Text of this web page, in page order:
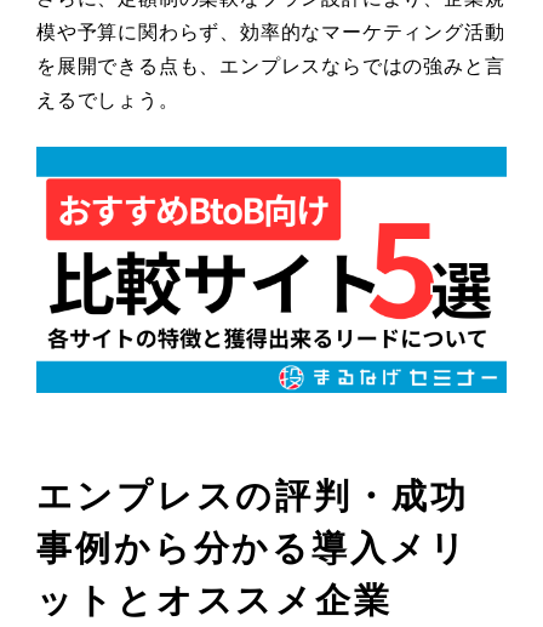
模や予算に関わらず、効率的なマーケティング活動
を展開できる点も、エンプレスならではの強みと言
えるでしょう。
エンプレスの評判・成功
事例から分かる導入メリ
ットとオススメ企業